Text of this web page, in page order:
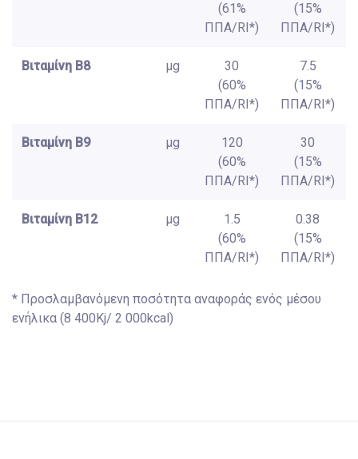
(61%
ΠΠΑ/RI*)
(15%
ΠΠΑ/RI*)
Βιταμίνη B8 μg
30
(60%
ΠΠΑ/RI*)
7.5
(15%
ΠΠΑ/RI*)
Βιταμίνη B9 μg
120
(60%
ΠΠΑ/RI*)
30
(15%
ΠΠΑ/RI*)
Βιταμίνη B12 μg
1.5
(60%
ΠΠΑ/RI*)
0.38
(15%
ΠΠΑ/RI*)
* Προσλαμβανόμενη ποσότητα αναφοράς ενός μέσου
ενήλικα (8 400Kj/ 2 000kcal)